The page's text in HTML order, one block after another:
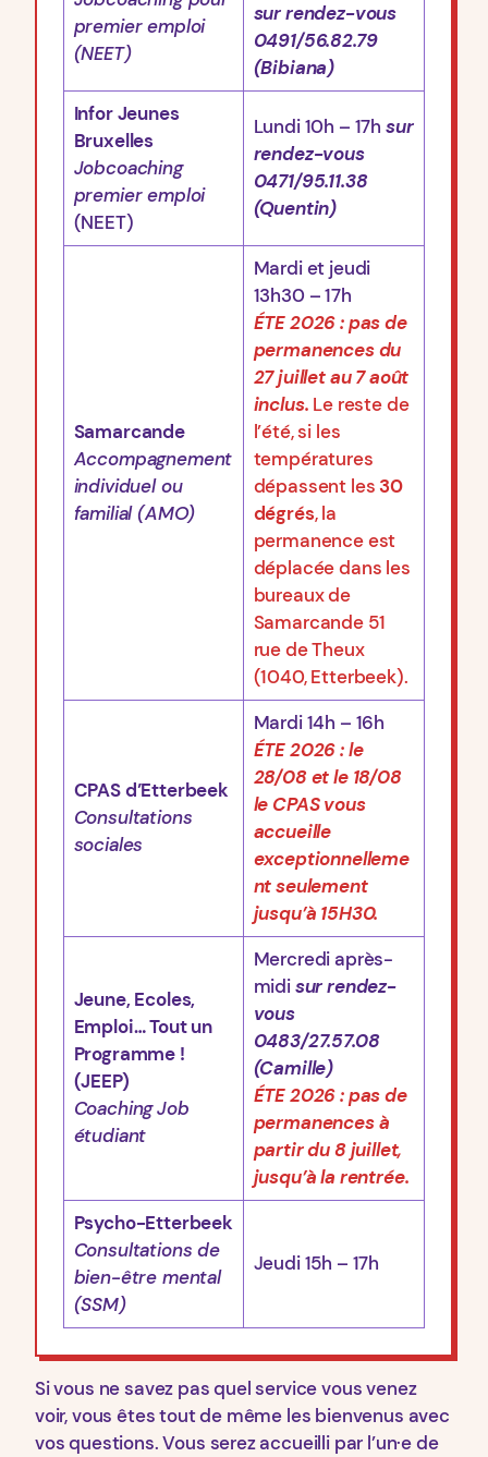
premier emploi
(NEET)
sur rendez-vous
0491/56.82.79
(Bibiana)
Infor Jeunes
Bruxelles
Jobcoaching
premier emploi
(NEET)
Lundi 10h – 17h sur
rendez-vous
0471/95.11.38
(Quentin)
Samarcande
Accompagnement
individuel ou
familial (AMO)
Mardi et jeudi
13h30 – 17h
ÉTE 2026 : pas de
permanences du
27 juillet au 7 août
inclus. Le reste de
l’été, si les
températures
dépassent les30
dégrés, la
permanence est
déplacée dans les
bureaux de
Samarcande 51
rue de Theux
(1040, Etterbeek).
CPAS d’Etterbeek
Consultations
sociales
Mardi 14h – 16h
ÉTE 2026 : le
28/08 et le 18/08
le CPAS vous
accueille
exceptionnelleme
nt seulement
jusqu’à 15H30.
Jeune, Ecoles,
Emploi… Tout un
Programme !
(JEEP)
CoachingJob
étudiant
Mercredi après-
midisur rendez-
vous
0483/27.57.08
(Camille)
ÉTE 2026 : pas de
permanences à
partir du 8 juillet,
jusqu’à la rentrée.
Psycho-Etterbeek
Consultations de
bien-être mental
(SSM)
Jeudi 15h – 17h
Si vous ne savez pas quel service vous venez
voir, vous êtes tout de même les bienvenus avec
vos questions. Vous serez accueilli par l’un·e de